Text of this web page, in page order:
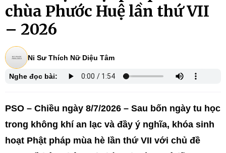
chùa Phước Huệ lần thứ VII
– 2026
Ni Sư Thích Nữ Diệu Tâm
Nghe đọc bài:
PSO – Chiều ngày 8/7/2026 – Sau bốn ngày tu học
trong không khí an lạc và đầy ý nghĩa, khóa sinh
hoạt Phật pháp mùa hè lần thứ VII với chủ đề